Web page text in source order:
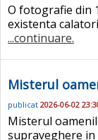
O fotografie din
existenta
...continuare.
Misterul
publicat 2026-06-02
Misterul
supraveghere in